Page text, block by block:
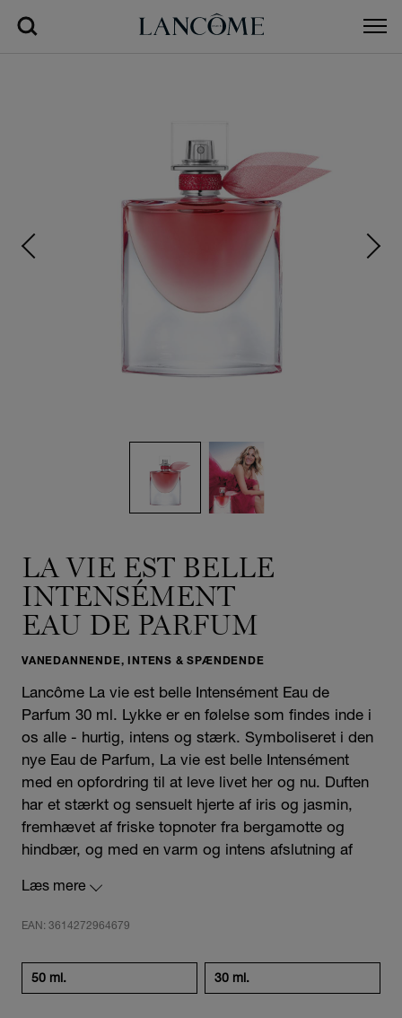
LA VIE EST BELLE
INTENSÉMENT
EAU DE PARFUM
VANEDANNENDE, INTENS & SPÆNDENDE
Lancôme La vie est belle Intensément Eau de
Parfum 30 ml. Lykke er en følelse som findes inde i
os alle - hurtig, intens og stærk. Symboliseret i den
nye Eau de Parfum, La vie est belle Intensément
med en opfordring til at leve livet her og nu. Duften
har et stærkt og sensuelt hjerte af iris og jasmin,
fremhævet af friske topnoter fra bergamotte og
hindbær, og med en varm og intens afslutning af
Crystal smile" i en moderne fuschia fortolkning.
Sikkerhedsinformation
VIGTIGT: PRODUKTET ER BRANDFARLIGT, INDTIL
DET ER TØRT. BRUGES FJERNT FRA ÅBEN ILD
Læs mere
EAN: 3614272964679
50 ml. 30 ml.